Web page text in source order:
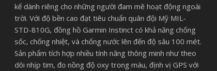
kế dành riêng cho những người đam mê hoạt động ngoài
trời. Với độ bền cao đạt tiêu chuẩn quân đội Mỹ MIL-
STD-810G, đồng hồ Garmin Instinct có khả năng chống
sốc, chống nhiệt, và chống nước lên đến độ sâu 100 mét.
Sản phẩm tích hợp nhiều tính năng thông minh như theo
dõi nhịp tim, đo nồng độ oxy trong máu, định vị GPS với